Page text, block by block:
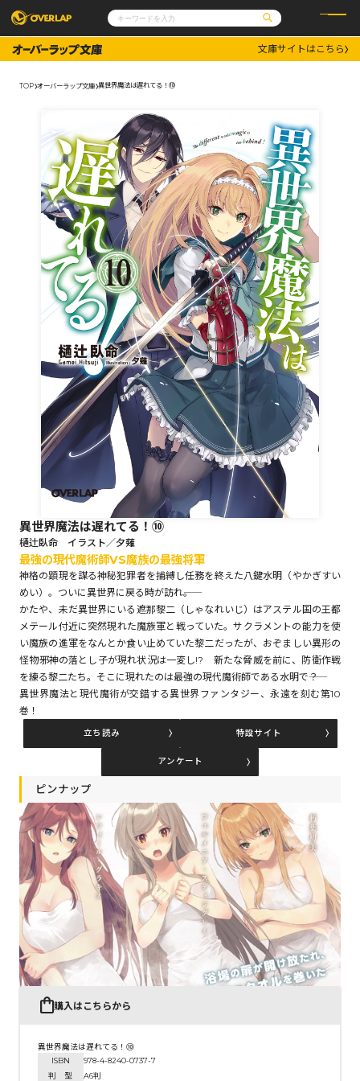
コミックガルド
コミッククリエ
ポケットモンスター
アニメ
ゲーム
オーバーラップ広報室
企業
会社概要
採用情報
アクセス
オーバーラップホールディングス
お問い合わせはこちら
オーバーラップ文庫
オーバーラップノベルス
オーバーラップノベルスf
ロサージュノベルス
コミックガルド
コミックパルフェ
閉じる
文庫サイトはこちら
TOP オーバーラップ文庫 異世界魔法は遅れてる！⑩
異世界魔法は遅れてる！⑩
樋辻臥命 イラスト／夕薙
最強の現代魔術師VS魔族の最強将軍
神格の顕現を謀る神秘犯罪者を捕縛し任務を終えた八鍵水明（やかぎすい
めい）。ついに異世界に戻る時が訪れ――。
かたや、未だ異世界にいる遮那黎二（しゃなれいじ）はアステル国の王都
メテール付近に突然現れた魔族軍と戦っていた。サクラメントの能力を使
い魔族の進軍をなんとか食い止めていた黎二だったが、おぞましい異形の
怪物――邪神の落とし子が現れ状況は一変し!? 新たな脅威を前に、防衛作戦
を練る黎二たち。そこに現れたのは最強の現代魔術師である水明で――？
異世界魔法と現代魔術が交錯する異世界ファンタジー、永遠を刻む第10
巻！
立ち読み 特設サイト
アンケート
ピンナップ
購入はこちらから
異世界魔法は遅れてる！⑩
ISBN
978-4-8240-0737-7
判 型
A6判